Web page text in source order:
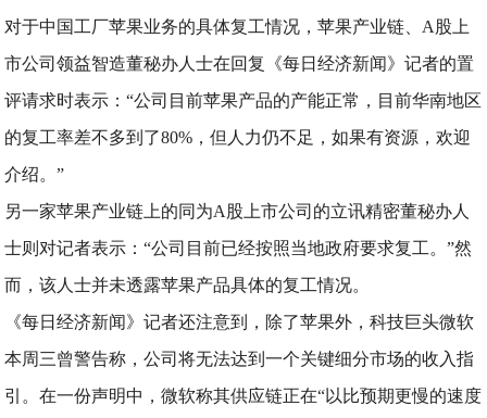
对于中国工厂苹果业务的具体复工情况，苹果产业链、A股上
市公司领益智造董秘办人士在回复《每日经济新闻》记者的置
评请求时表示：“公司目前苹果产品的产能正常，目前华南地区
的复工率差不多到了80%，但人力仍不足，如果有资源，欢迎
介绍。”
另一家苹果产业链上的同为A股上市公司的立讯精密董秘办人
士则对记者表示：“公司目前已经按照当地政府要求复工。”然
而，该人士并未透露苹果产品具体的复工情况。
《每日经济新闻》记者还注意到，除了苹果外，科技巨头微软
本周三曾警告称，公司将无法达到一个关键细分市场的收入指
引。在一份声明中，微软称其供应链正在“以比预期更慢的速度